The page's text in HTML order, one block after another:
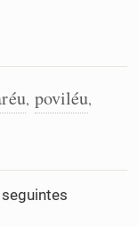
, poviléu,